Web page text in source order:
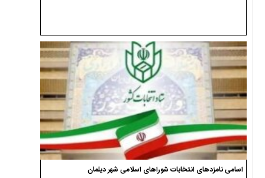
اسامی نامزدهای انتخابات شوراهای اسلامی شهر دیلمان